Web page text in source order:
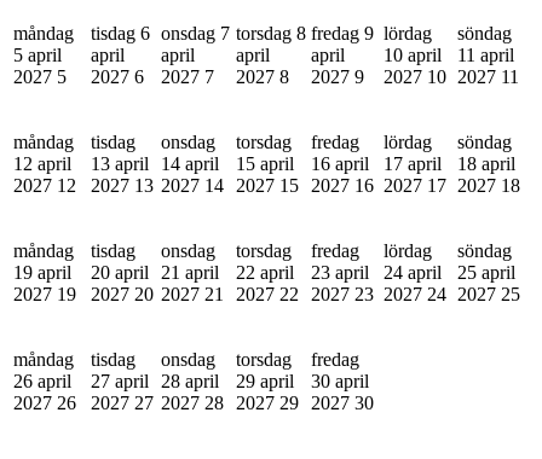
måndag
5 april
2027 5
tisdag 6
april
2027 6
onsdag 7
april
2027 7
torsdag 8
april
2027 8
fredag 9
april
2027 9
lördag
10 april
2027 10
söndag
11 april
2027 11
måndag
12 april
2027 12
tisdag
13 april
2027 13
onsdag
14 april
2027 14
torsdag
15 april
2027 15
fredag
16 april
2027 16
lördag
17 april
2027 17
söndag
18 april
2027 18
måndag
19 april
2027 19
tisdag
20 april
2027 20
onsdag
21 april
2027 21
torsdag
22 april
2027 22
fredag
23 april
2027 23
lördag
24 april
2027 24
söndag
25 april
2027 25
måndag
26 april
2027 26
tisdag
27 april
2027 27
onsdag
28 april
2027 28
torsdag
29 april
2027 29
fredag
30 april
2027 30